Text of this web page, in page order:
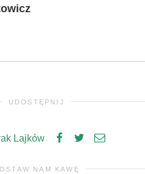
UDOSTĘPNIJ
Lajków
NAM KAWĘ